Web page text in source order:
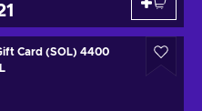
Card (SOL) 4400